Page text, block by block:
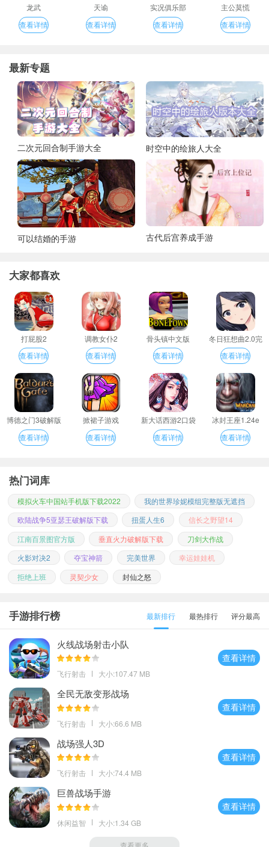
龙武
查看详情
天谕
查看详情
实况俱乐部
查看详情
主公莫慌
查看详情
最新专题
二次元回合制手游大全 时空中的绘旅人大全
可以结婚的手游 古代后宫养成手游
大家都喜欢
打屁股2
查看详情
调教女仆2
查看详情
骨头镇中文版
查看详情
冬日狂想曲2.0完
整汉化版
查看详情
博德之门3破解版
查看详情
掀裙子游戏
查看详情
新大话西游2口袋
版
查看详情
冰封王座1.24e
查看详情
热门词库
模拟火车中国站手机版下载2022
我的世界珍妮模组完整版无遮挡
欧陆战争5亚瑟王破解版下载
扭蛋人生6
信长之野望14
江南百景图官方版
垂直火力破解版下载
刀剑大作战
火影对决2
夺宝神箭 完美世界
幸运娃娃机
拒绝上班
灵契少女 封仙之怒
手游排行榜 最新排行 最热排行 评分最高
火线战场射击小队
飞行射击 大小:107.47 MB
查看详情
全民无敌变形战场
飞行射击 大小:66.6 MB
查看详情
战场强人3D
飞行射击 大小:74.4 MB
查看详情
巨兽战场手游
休闲益智 大小:1.34 GB
查看详情
查看更多